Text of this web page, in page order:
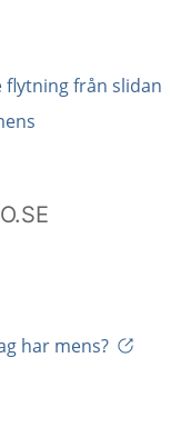
flytning från slidan
har mens?